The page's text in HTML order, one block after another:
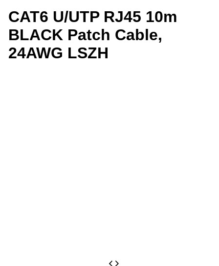
CAT6 U/UTP RJ45 10m
BLACK Patch Cable,
24AWG LSZH